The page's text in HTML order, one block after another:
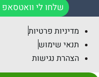
שלחו לי וואטסאפ >>
פרטיות
שימוש
נגישות